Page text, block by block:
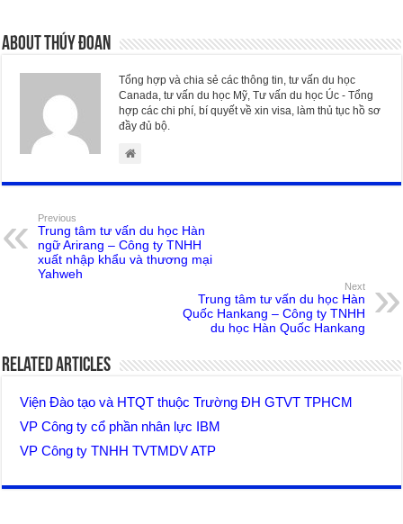
About Thúy Đoan
Tổng hợp và chia sẻ các thông tin, tư vấn du học
Canada, tư vấn du học Mỹ, Tư vấn du học Úc - Tổng
hợp các chi phí, bí quyết về xin visa, làm thủ tục hồ sơ
đầy đủ bộ.
Previous
Trung tâm tư vấn du học Hàn
ngữ Arirang – Công ty TNHH
xuất nhập khẩu và thương mại
Yahweh
Next
Trung tâm tư vấn du học Hàn
Quốc Hankang – Công ty TNHH
du học Hàn Quốc Hankang
Related Articles
Viện Đào tạo và HTQT thuộc Trường ĐH GTVT TPHCM
VP Công ty cổ phần nhân lực IBM
VP Công ty TNHH TVTMDV ATP